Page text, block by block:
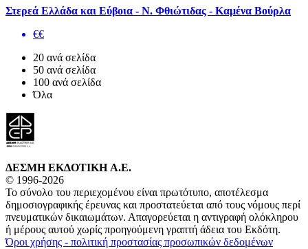
Στερεά Ελλάδα και Εύβοια - Ν. Φθιώτιδας - Καμένα Βούρλα
€€
20 ανά σελίδα
50 ανά σελίδα
100 ανά σελίδα
Όλα
ΔΕΣΜΗ ΕΚΔΟΤΙΚΗ A.E.
© 1996-2026
Το σύνολο του περιεχομένου είναι πρωτότυπο, αποτέλεσμα
δημοσιογραφικής έρευνας και προστατεύεται από τους νόμους περί
πνευματικών δικαιωμάτων. Απαγορεύεται η αντιγραφή ολόκληρου
ή μέρους αυτού χωρίς προηγούμενη γραπτή άδεια του Εκδότη.
Όροι χρήσης - πολιτική προστασίας προσωπικών δεδομένων